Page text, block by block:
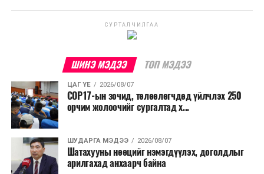
шийдвэрлэжээ.
Харин дараах зардлыг хязгаарлахаар болсон байна.
шийдвэртэйгээс бусад хурал, зөвлөгөөн, ой,
тэмдэглэлт өдөр, найр наадам, соёлын арга
хэмжээ;
Урьдчилан төлөвлөсөн төрийн өндөр албан
тушаалтны томилолтоос бусад гадаад
томилолт, гадаадын зочин хүлээн авах зардал;
СУРТАЛЧИЛГАА
ШИНЭ МЭДЭЭ ТОП МЭДЭЭ
ЦАГ ҮЕ 2026/08/07
COP17-ын зочид, төлөөлөгчдөд үйлчлэх 250
орчим жолоочийг сургалтад х...
ШУДАРГА МЭДЭЭ 2026/08/07
Шатахууны нөөцийг нэмэгдүүлэх, доголдлыг
арилгахад анхаарч байна